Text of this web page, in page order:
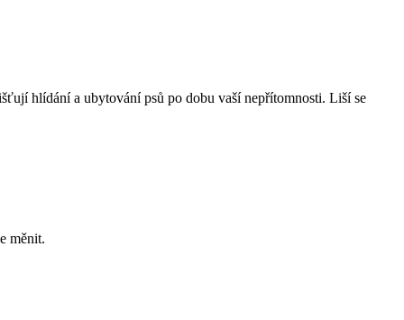
hlídání a ubytování psů po dobu vaší nepřítomnosti. Liší se
měnit.